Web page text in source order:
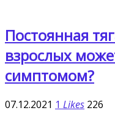
Постоянная
взрослых
симптомом?
07.12.2021 1 Likes 226